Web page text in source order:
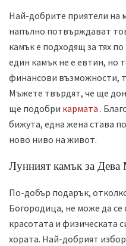
Най-добрите приятели на
напълно потвърждават
камък е подходящ за тях
един камък не е евтин, но
финансови възможности,
Мъжете твърдят, че ще
ще подобри кармата .
бижута, една жена става
ново ниво на живот.
Лунният камък за
По-добър подарък,
Богородица, не може да
красотата и физическата
хората. Най-добрият